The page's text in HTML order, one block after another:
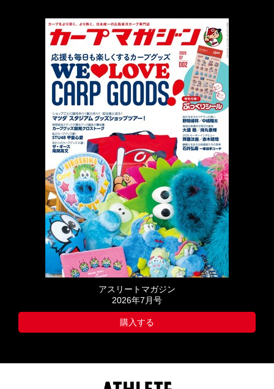
アスリートマガジン
2026年7月号
購入する